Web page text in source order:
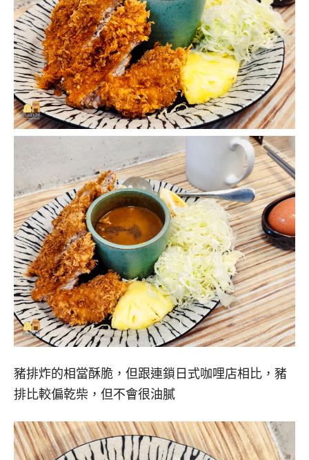
豬排炸的相當酥脆，但跟連鎖日式咖哩店相比，豬
排比較偏乾柴，但不會很油膩